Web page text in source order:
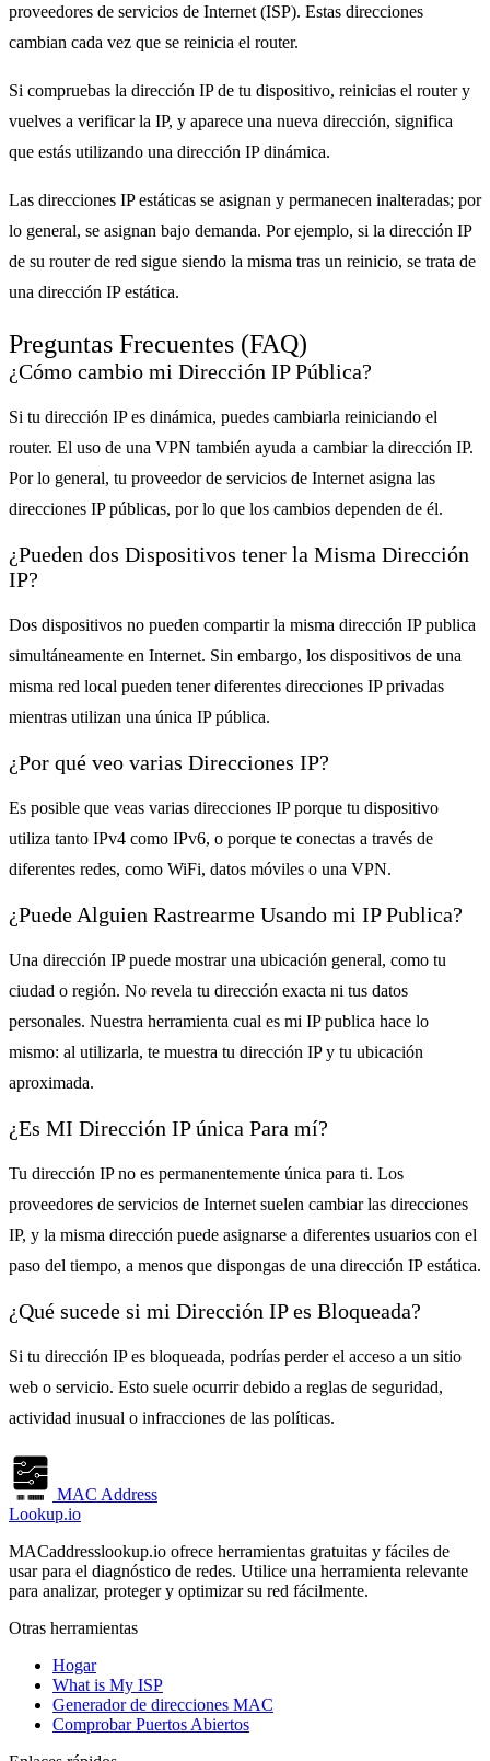
proveedores de servicios de Internet (ISP). Estas direcciones
cambian cada vez que se reinicia el router.
Si compruebas la dirección IP de tu dispositivo, reinicias el router y
vuelves a verificar la IP, y aparece una nueva dirección, significa
que estás utilizando una dirección IP dinámica.
Las direcciones IP estáticas se asignan y permanecen inalteradas; por
lo general, se asignan bajo demanda. Por ejemplo, si la dirección IP
de su router de red sigue siendo la misma tras un reinicio, se trata de
una dirección IP estática.
Preguntas Frecuentes (FAQ)
¿Cómo cambio mi Dirección IP Pública?
Si tu dirección IP es dinámica, puedes cambiarla reiniciando el
router. El uso de una VPN también ayuda a cambiar la dirección IP.
Por lo general, tu proveedor de servicios de Internet asigna las
direcciones IP públicas, por lo que los cambios dependen de él.
¿Pueden dos Dispositivos tener la Misma Dirección
IP?
Dos dispositivos no pueden compartir la misma dirección IP publica
simultáneamente en Internet. Sin embargo, los dispositivos de una
misma red local pueden tener diferentes direcciones IP privadas
mientras utilizan una única IP pública.
¿Por qué veo varias Direcciones IP?
Es posible que veas varias direcciones IP porque tu dispositivo
utiliza tanto IPv4 como IPv6, o porque te conectas a través de
diferentes redes, como WiFi, datos móviles o una VPN.
¿Puede Alguien Rastrearme Usando mi IP Publica?
Una dirección IP puede mostrar una ubicación general, como tu
ciudad o región. No revela tu dirección exacta ni tus datos
personales. Nuestra herramienta cual es mi IP publica hace lo
mismo: al utilizarla, te muestra tu dirección IP y tu ubicación
aproximada.
¿Es MI Dirección IP única Para mí?
Tu dirección IP no es permanentemente única para ti. Los
proveedores de servicios de Internet suelen cambiar las direcciones
IP, y la misma dirección puede asignarse a diferentes usuarios con el
paso del tiempo, a menos que dispongas de una dirección IP estática.
¿Qué sucede si mi Dirección IP es Bloqueada?
Si tu dirección IP es bloqueada, podrías perder el acceso a un sitio
web o servicio. Esto suele ocurrir debido a reglas de seguridad,
actividad inusual o infracciones de las políticas.
MAC Address
Lookup.io
MACaddresslookup.io ofrece herramientas gratuitas y fáciles de
usar para el diagnóstico de redes. Utilice una herramienta relevante
para analizar, proteger y optimizar su red fácilmente.
Otras herramientas
Hogar
What is My ISP
Generador de direcciones MAC
Comprobar Puertos Abiertos